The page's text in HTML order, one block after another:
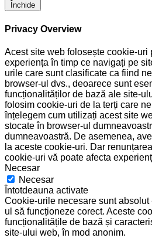
Închide
Privacy Overview
Acest site web folosește cookie-uri
experiența în timp ce navigați pe
urile care sunt clasificate ca fiind
browser-ul dvs., deoarece sunt
funcționalităților de bază ale site-
folosim cookie-uri de la terți care
înțelegem cum utilizați acest site
stocate în browser-ul
dumneavoastră. De asemenea,
la aceste cookie-uri. Dar
cookie-uri vă poate afecta
Necesar
Necesar
Întotdeauna activate
Cookie-urile necesare sunt
ul să funcționeze corect. Aceste
funcționalitățile de bază și
site-ului web, în mod anonim.